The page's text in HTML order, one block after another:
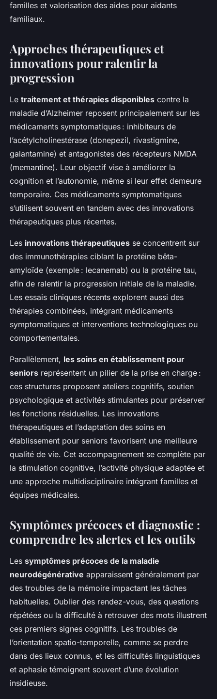
familles et valorisation des aides pour aidants
familiaux.
Approches thérapeutiques et
innovations pour ralentir la
progression
Le traitement et thérapies disponibles contre la
maladie d’Alzheimer reposent principalement sur les
médicaments symptomatiques : inhibiteurs de
l’acétylcholinestérase (donepezil, rivastigmine,
galantamine) et antagonistes des récepteurs NMDA
(memantine). Leur objectif vise à améliorer la
cognition et l’autonomie, même si leur effet demeure
temporaire. Ces médicaments symptomatiques
s’utilisent souvent en tandem avec des innovations
thérapeutiques plus récentes.
Les innovations thérapeutiques se concentrent sur
des immunothérapies ciblant la protéine bêta-
amyloïde (exemple : lecanemab) ou la protéine tau,
afin de ralentir la progression initiale de la maladie.
Les essais cliniques récents explorent aussi des
thérapies combinées, intégrant médicaments
symptomatiques et interventions technologiques ou
comportementales.
Parallèlement, les soins en établissement pour
seniors représentent un pilier de la prise en charge :
ces structures proposent ateliers cognitifs, soutien
psychologique et activités stimulantes pour préserver
les fonctions résiduelles. Les innovations
thérapeutiques et l’adaptation des soins en
établissement pour seniors favorisent une meilleure
qualité de vie. Cet accompagnement se complète par
la stimulation cognitive, l’activité physique adaptée et
une approche multidisciplinaire intégrant familles et
équipes médicales.
Symptômes précoces et diagnostic :
comprendre les alertes et les outils
Les symptômes précoces de la maladie
neurodégénérative apparaissent généralement par
des troubles de la mémoire impactant les tâches
habituelles. Oublier des rendez-vous, des questions
répétées ou la difficulté à retrouver des mots illustrent
ces premiers signes cognitifs. Les troubles de
l’orientation spatio-temporelle, comme se perdre
dans des lieux connus, et les difficultés linguistiques
et aphasie témoignent souvent d’une évolution
insidieuse.